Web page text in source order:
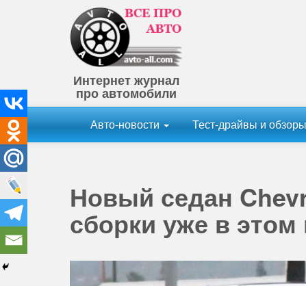
Интернет журнал
про автомобили
Авто-новости Тест-драйвы и
Новый седан
сборки уже в этом